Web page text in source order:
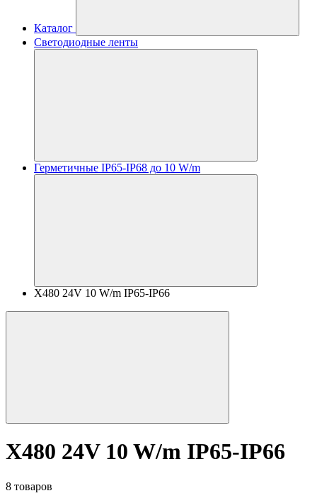
Каталог
Светодиодные ленты
Герметичные IP65-IP68 до 10 W/m
X480 24V 10 W/m IP65-IP66
X480 24V 10 W/m IP65-IP66
8 товаров